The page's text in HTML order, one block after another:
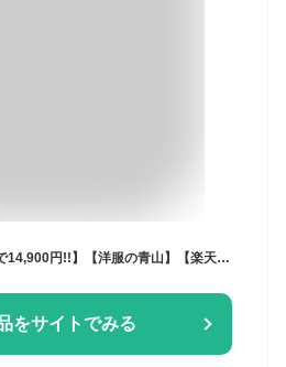
【6,990円offクーポン利用で14,900円!!】【洋服の青山】【楽天ランキング4位入賞】スーツ メンズ ゆったり 秋冬用 グレー 織柄 2ボタン ワンタック 洗える ウォッシャブル ビジネス 仕事 メンズスーツ 背広 男性 50代 標準体 大きいサイズ セットアップ 上下セット おしゃれ
をサイトでみる